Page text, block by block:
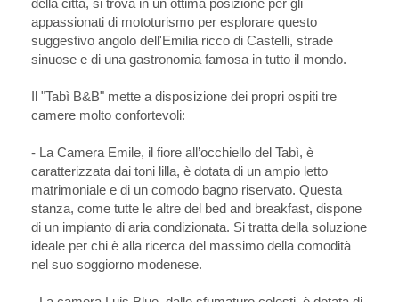
della città, si trova in un ottima posizione per gli
appassionati di mototurismo per esplorare questo
suggestivo angolo dell'Emilia ricco di Castelli, strade
sinuose e di una gastronomia famosa in tutto il mondo.
Il "Tabì B&B" mette a disposizione dei propri ospiti tre
camere molto confortevoli:
- La Camera Emile, il fiore all’occhiello del Tabì, è
caratterizzata dai toni lilla, è dotata di un ampio letto
matrimoniale e di un comodo bagno riservato. Questa
stanza, come tutte le altre del bed and breakfast, dispone
di un impianto di aria condizionata. Si tratta della soluzione
ideale per chi è alla ricerca del massimo della comodità
nel suo soggiorno modenese.